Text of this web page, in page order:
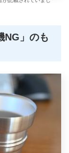
NG」のも